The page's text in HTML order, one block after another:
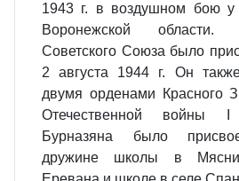
1943 г. в воздушном бою у
Воронежской
Советского Союза было
2 августа 1944 г. Он
двумя орденами Красного
Отечественной войны
Бурназяна было
дружине школы в